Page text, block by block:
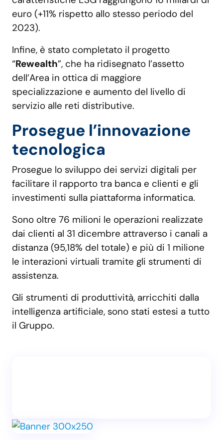
euro (+11% rispetto allo stesso periodo del
2023).
Infine, è stato completato il progetto
“Rewealth”, che ha ridisegnato l’assetto
dell’Area in ottica di maggiore
specializzazione e aumento del livello di
servizio alle reti distributive.
Prosegue l’innovazione
tecnologica
Prosegue lo sviluppo dei servizi digitali per
facilitare il rapporto tra banca e clienti e gli
investimenti sulla piattaforma informatica.
Sono oltre 76 milioni le operazioni realizzate
dai clienti al 31 dicembre attraverso i canali a
distanza (95,18% del totale) e più di 1 milione
le interazioni virtuali tramite gli strumenti di
assistenza.
Gli strumenti di produttività, arricchiti dalla
intelligenza artificiale, sono stati estesi a tutto
il Gruppo.